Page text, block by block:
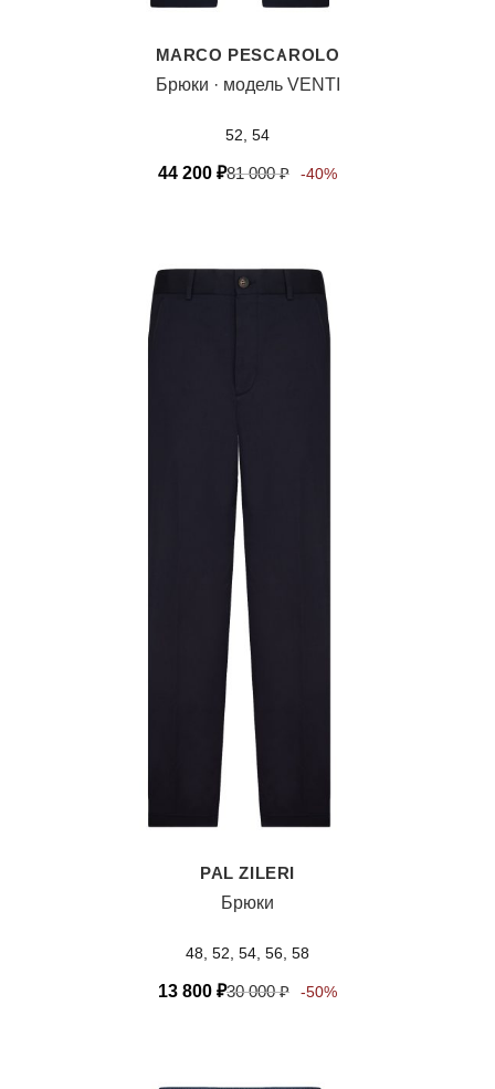
MARCO PESCAROLO
Брюки · модель VENTI
52, 54
44 200 ₽81 000₽ -40%
PAL ZILERI
Брюки
48, 52, 54, 56, 58
13 800 ₽30 000₽ -50%